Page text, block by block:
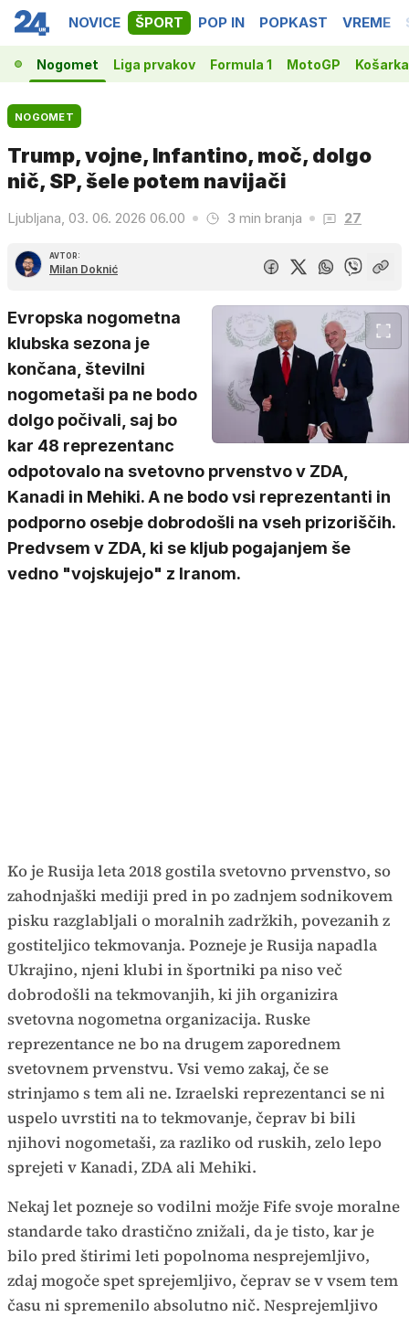
NOVICE ŠPORT POP IN POPKAST VREME
Nogomet Liga prvakov Formula 1 MotoGP Košarka
NOGOMET
Trump, vojne, Infantino, moč, dolgo
nič, SP, šele potem navijači
Ljubljana, 03. 06. 2026 06.00 3 min branja 27
AVTOR:
Milan Doknić
Evropska nogometna
klubska sezona je
končana, številni
nogometaši pa ne bodo
dolgo počivali, saj bo
kar 48 reprezentanc
odpotovalo na svetovno prvenstvo v ZDA,
Kanadi in Mehiki. A ne bodo vsi reprezentanti in
podporno osebje dobrodošli na vseh prizoriščih.
Predvsem v ZDA, ki se kljub pogajanjem še
vedno "vojskujejo" z Iranom.
Ko je Rusija leta 2018 gostila svetovno prvenstvo, so
zahodnjaški mediji pred in po zadnjem sodnikovem
pisku razglabljali o moralnih zadržkih, povezanih z
gostiteljico tekmovanja. Pozneje je Rusija napadla
Ukrajino, njeni klubi in športniki pa niso več
dobrodošli na tekmovanjih, ki jih organizira
svetovna nogometna organizacija. Ruske
reprezentance ne bo na drugem zaporednem
svetovnem prvenstvu. Vsi vemo zakaj, če se
strinjamo s tem ali ne. Izraelski reprezentanci se ni
uspelo uvrstiti na to tekmovanje, čeprav bi bili
njihovi nogometaši, za razliko od ruskih, zelo lepo
sprejeti v Kanadi, ZDA ali Mehiki.
Nekaj let pozneje so vodilni možje Fife svoje moralne
standarde tako drastično znižali, da je tisto, kar je
bilo pred štirimi leti popolnoma nesprejemljivo,
zdaj mogoče spet sprejemljivo, čeprav se v vsem tem
času ni spremenilo absolutno nič. Nesprejemljivo